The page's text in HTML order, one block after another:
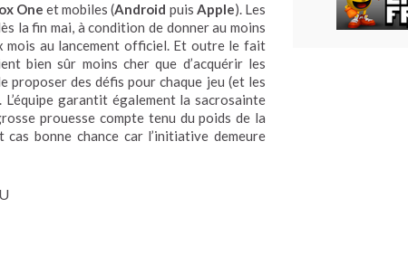
One et mobiles (Android puis Apple). Les
la fin mai, à condition de donner au moins
mois au lancement officiel. Et outre le fait
bien sûr moins cher que d’acquérir les
proposer des défis pour chaque jeu (et les
garantit également la sacrosainte
prouesse compte tenu du poids de la
bonne chance car l’initiative demeure